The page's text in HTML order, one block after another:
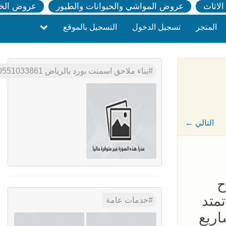
عروض المواشي والحيوانات والطيور عروض
المتجر تسجيل الدخول التسجيل بالموقع
← التالي
بناء ملاحق اسمنت بورد بالرياض 0551033861
خدمات عامة